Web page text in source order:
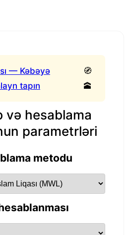
— Kəbəyə
tapın
🧭
🕋
və hesablama
parametrləri
metodu